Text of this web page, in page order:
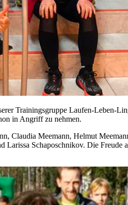
Trainingsgruppe Laufen-Leben-
in Angriff zu nehmen.
Claudia Meemann, Helmut
Schaposchnikov. Die